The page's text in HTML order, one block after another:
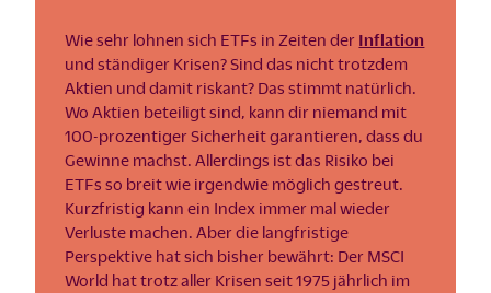
Wie sehr lohnen sich ETFs in Zeiten der Inflation
und ständiger Krisen? Sind das nicht trotzdem
Aktien und damit riskant? Das stimmt natürlich.
Wo Aktien beteiligt sind, kann dir niemand mit
100-prozentiger Sicherheit garantieren, dass du
Gewinne machst. Allerdings ist das Risiko bei
ETFs so breit wie irgendwie möglich gestreut.
Kurzfristig kann ein Index immer mal wieder
Verluste machen. Aber die langfristige
Perspektive hat sich bisher bewährt: Der MSCI
World hat trotz aller Krisen seit 1975 jährlich im